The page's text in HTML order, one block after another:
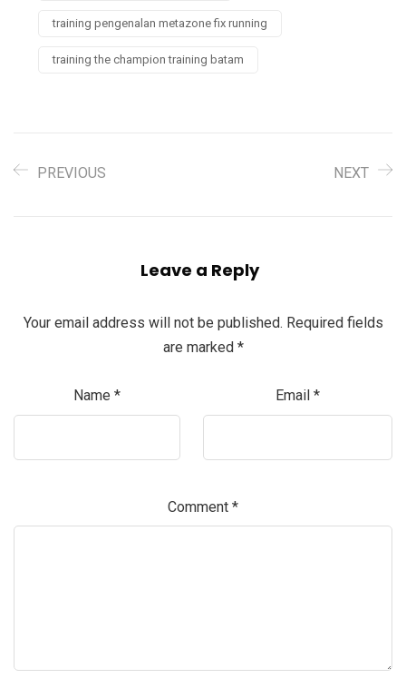
training pengenalan metazone fix running
training the champion training batam
PREVIOUS NEXT
Leave a Reply
Your email address will not be published. Required fields
are marked *
Name * Email *
Comment *